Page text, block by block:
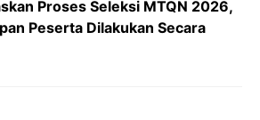
Proses Seleksi MTQN 2026,
Peserta Dilakukan Secara